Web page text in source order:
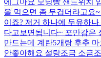
을 먹으면 좀 무겁더라고요
이죠? 저거 하나에 두유하
다고보면됩니다~ 포만감은
만드는데 계란5개랑 후추
안좋아해요 설탕조금 소금